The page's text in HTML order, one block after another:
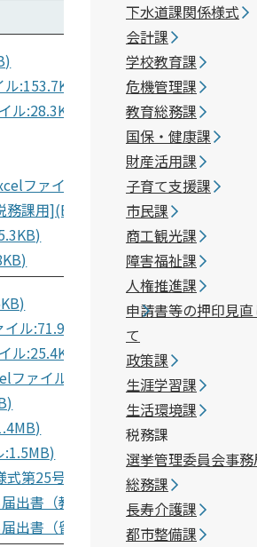
ダウンロード様式名
:153.7KB)
ル:28.3KB)
ファイル:13.5KB)
課用](Excelファイル:15.4KB)
ル:71.9KB)
:25.4KB)
ァイル:25KB)
:1.5MB)
第25号)(Wordファイル:30.9KB)
出書（教授等の届出）(PDFファイル
出書（留学生、事業修習生等の届出）
下水道課関係様式
会計課
学校教育課
危機管理課
教育総務課
国保・健康課
財産活用課
子育て支援課
市民課
商工観光課
障害福祉課
人権推進課
申請書等の押印見
て
政策課
生涯学習課
生活環境課
税務課
選挙管理委員会事務
総務課
長寿介護課
都市整備課